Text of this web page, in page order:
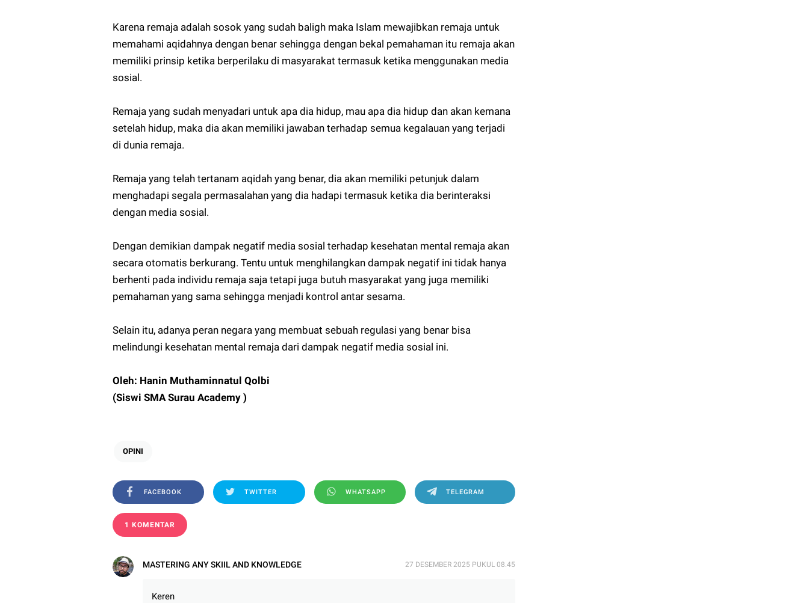
Karena remaja adalah sosok yang sudah baligh maka Islam mewajibkan remaja untuk
memahami aqidahnya dengan benar sehingga dengan bekal pemahaman itu remaja akan
memiliki prinsip ketika berperilaku di masyarakat termasuk ketika menggunakan media
sosial.
Remaja yang sudah menyadari untuk apa dia hidup, mau apa dia hidup dan akan kemana
setelah hidup, maka dia akan memiliki jawaban terhadap semua kegalauan yang terjadi
di dunia remaja.
Remaja yang telah tertanam aqidah yang benar, dia akan memiliki petunjuk dalam
menghadapi segala permasalahan yang dia hadapi termasuk ketika dia berinteraksi
dengan media sosial.
Dengan demikian dampak negatif media sosial terhadap kesehatan mental remaja akan
secara otomatis berkurang. Tentu untuk menghilangkan dampak negatif ini tidak hanya
berhenti pada individu remaja saja tetapi juga butuh masyarakat yang juga memiliki
pemahaman yang sama sehingga menjadi kontrol antar sesama.
Selain itu, adanya peran negara yang membuat sebuah regulasi yang benar bisa
melindungi kesehatan mental remaja dari dampak negatif media sosial ini.
Oleh: Hanin Muthaminnatul Qolbi
(Siswi SMA Surau Academy )
OPINI
FACEBOOK TWITTER WHATSAPP TELEGRAM
1 KOMENTAR
MASTERING ANY SKIIL AND KNOWLEDGE 27 DESEMBER 2025 PUKUL 08.45
Keren